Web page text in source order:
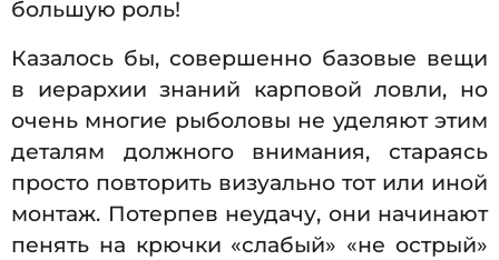
большую роль!
Казалось бы, совершенно базовые вещи
в иерархии знаний карповой ловли, но
очень многие рыболовы не уделяют этим
деталям должного внимания, стараясь
просто повторить визуально тот или иной
монтаж. Потерпев неудачу, они начинают
пенять на крючки «слабый» «не острый»